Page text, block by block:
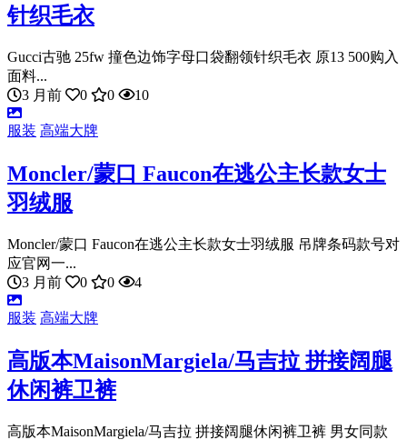
针织毛衣
Gucci古驰 25fw 撞色边饰字母口袋翻领针织毛衣 原13 500购入
面料...
3 月前
0 0 10
服装 高端大牌
Moncler/蒙口 Faucon在逃公主长款女士
羽绒服
Moncler/蒙口 Faucon在逃公主长款女士羽绒服 吊牌条码款号对
应官网一...
3 月前
0 0 4
服装 高端大牌
高版本MaisonMargiela/马吉拉 拼接阔腿
休闲裤卫裤
高版本MaisonMargiela/马吉拉 拼接阔腿休闲裤卫裤 男女同款